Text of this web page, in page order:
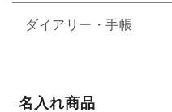
ダイアリー・手帳
名入れ商品